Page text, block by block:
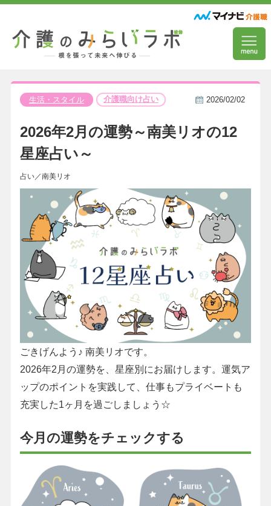
生活・スタイル 介護職向け占い 2026/02/02
2026年2月の運勢～南美リオの12
星座占い～
占い／南美リオ
ごきげんよう♪ 南美リオです。
2026年2月の運勢を、星座別にお届けします。運気ア
ップのポイントを実践して、仕事もプライベートも
充実した1ヶ月を過ごしましょう☆
今月の運勢をチェックする